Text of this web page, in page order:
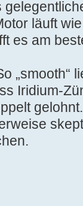
läuft
es am
„smooth“
Iridium-